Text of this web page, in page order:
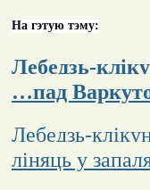
На гэтую тэму:
Лебедзь-
…пад
Лебедзь-
ліняць у